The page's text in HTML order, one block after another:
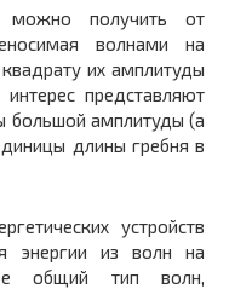
можно получить от
волнами на
их амплитуды
представляют
большой амплитуды (a
длины гребня в
устройств
энергии из волн на
общий тип волн,